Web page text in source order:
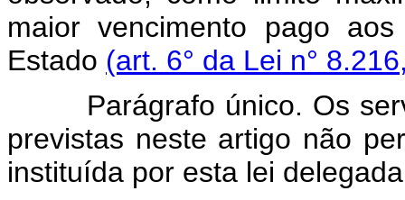
maior vencimento pago
Estado (art. 6° da Lei n°
Parágrafo único. Os
previstas neste artigo não
instituída por esta lei